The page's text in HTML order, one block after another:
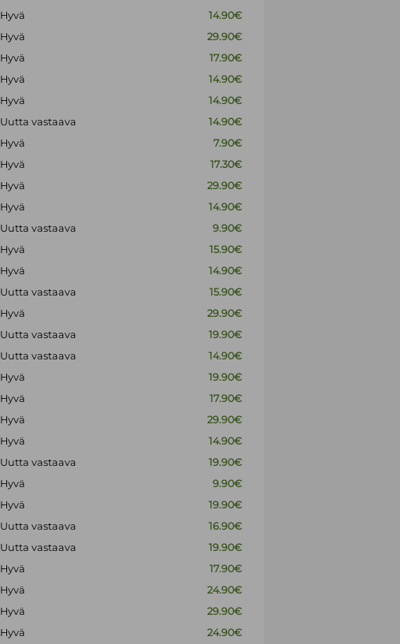
Hyvä
14.90€
Hyvä
29.90€
Hyvä
17.90€
Hyvä
14.90€
Hyvä
14.90€
Uutta vastaava
14.90€
Hyvä
7.90€
Hyvä
17.30€
Hyvä
29.90€
Hyvä
14.90€
Uutta vastaava
9.90€
Hyvä
15.90€
Hyvä
14.90€
Uutta vastaava
15.90€
Hyvä
29.90€
Uutta vastaava
19.90€
Uutta vastaava
14.90€
Hyvä
19.90€
Hyvä
17.90€
Hyvä
29.90€
Hyvä
14.90€
Uutta vastaava
19.90€
Hyvä
9.90€
Hyvä
19.90€
Uutta vastaava
16.90€
Uutta vastaava
19.90€
Hyvä
17.90€
Hyvä
24.90€
Hyvä
29.90€
Hyvä
24.90€